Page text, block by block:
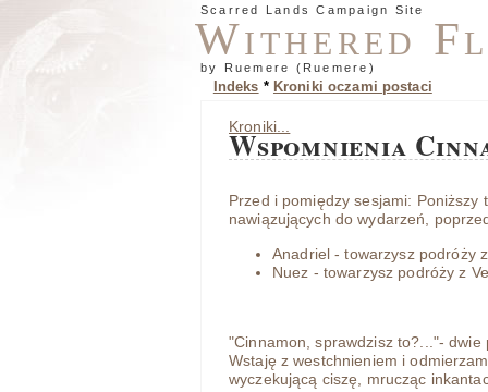
Scarred Lands Campaign Site
Withered
by Ruemere (Ruemere)
Indeks * Kroniki oczami postaci
Kroniki...
Wspomnienia
Przed i pomiędzy sesjami:
nawiązujących do wydarzeń,
Anadriel - towarzysz podróży
Nuez - towarzysz podróży z
"Cinnamon, sprawdzisz to?..."-
Wstaję z westchnieniem i
wyczekującą ciszę, mrucząc